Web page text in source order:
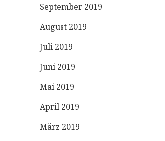
September 2019
August 2019
Juli 2019
Juni 2019
Mai 2019
April 2019
März 2019